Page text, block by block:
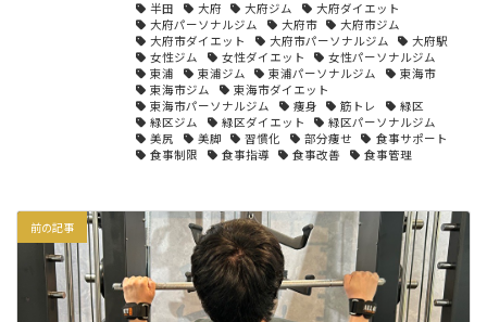
半田
大府 大府ジム
大府ダイエット
大府パーソナルジム
大府市
大府市ジム
大府市ダイエット
大府市パーソナルジム
大府駅
女性ジム
女性ダイエット
女性パーソナルジム
東浦
東浦ジム 東浦パーソナルジム
東海市
東海市ジム
東海市ダイエット
東海市パーソナルジム
痩身 筋トレ
緑区
緑区ジム
緑区ダイエット
緑区パーソナルジム
美尻
美脚 習慣化 部分痩せ
食事サポート
食事制限
食事指導 食事改善 食事管理
前の記事